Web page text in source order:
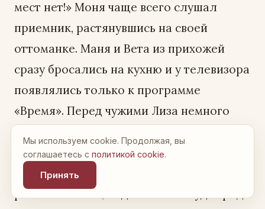
Мы используем cookie. Продолжая, вы
соглашаетесь с политикой cookie.
Принять